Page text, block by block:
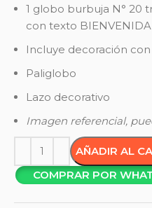
1 globo burbuja N° 20
con texto
Incluye decoración con
Paliglobo
Lazo decorativo
Imagen referencial,
AÑADIR AL
COMPRAR POR